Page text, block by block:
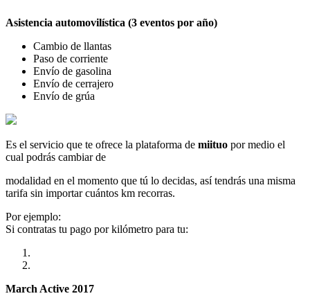
Asistencia automovilística (3 eventos por año)
Cambio de llantas
Paso de corriente
Envío de gasolina
Envío de cerrajero
Envío de grúa
Es el servicio que te ofrece la plataforma de miituo por medio el
cual podrás cambiar de
modalidad en el momento que tú lo decidas, así tendrás una misma
tarifa sin importar cuántos km recorras.
Por ejemplo:
Si contratas tu pago por kilómetro para tu:
March Active 2017